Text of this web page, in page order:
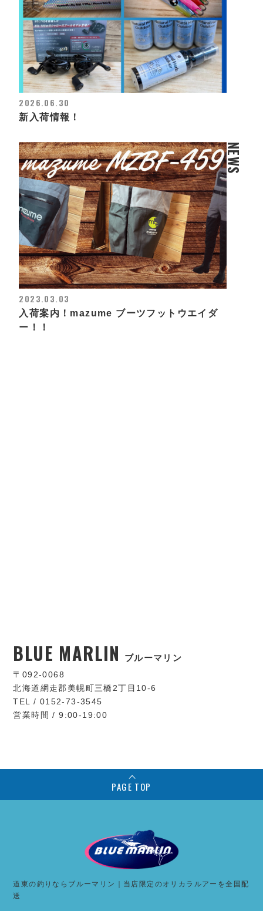
2026.06.30
新入荷情報！
NEWS
2023.03.03
入荷案内！mazume ブーツフットウエイダ
ー！！
BLUE MARLIN ブルーマリン
〒092-0068
北海道網走郡美幌町三橋2丁目10-6
TEL / 0152-73-3545
営業時間 / 9:00-19:00
PAGE TOP
道東の釣りならブルーマリン｜当店限定のオリカラルアーを全国配
送